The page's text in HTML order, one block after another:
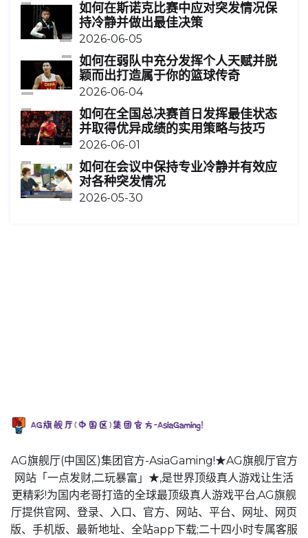
如何在斯诺克比赛中应对突发情况保
持冷静并做出最佳决策
2026-06-05
如何在弱队中充分发挥个人天赋并脱
颖而出打造属于你的篮球传奇
2026-06-04
如何在全国总决赛首日发挥最佳状态
并取得优异成绩的实用策略与技巧
2026-06-01
如何在会议中保持专业冷静并有效应
对各种突发情况
2026-05-30
AG旗舰厅(中国区)集团官方-AsiaGaming!★AG旗舰厅官方
网站「一点发财,二玩暴富」★,是世界顶级真人游戏让生活
更精彩!为国内老哥打造的全球最顶级真人游戏平台,AG旗舰
厅提供官网、登录、入口、官方、网站、平台、网址、网页
版、手机版、最新地址、全站app下载;二十四小时专属客服